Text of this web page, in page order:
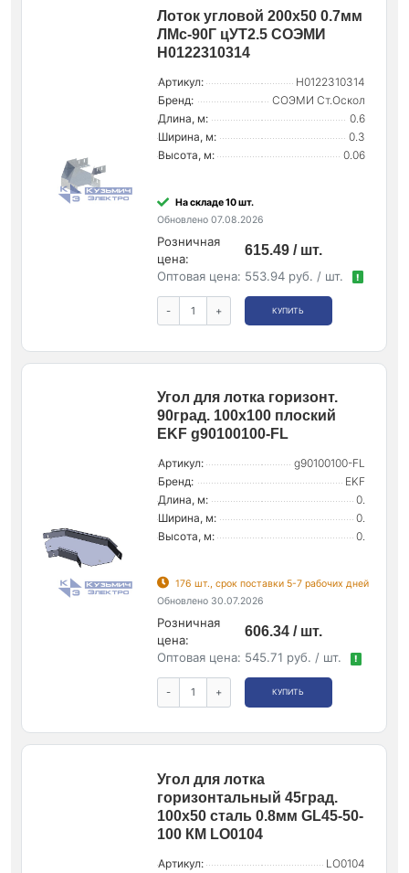
Лоток угловой 200х50 0.7мм
ЛМс-90Г цУТ2.5 СОЭМИ
Н0122310314
Артикул:
Н0122310314
Бренд:
СОЭМИ Ст.Оскол
Длина, м:
0.6
Ширина, м:
0.3
Высота, м:
0.06
На складе 10 шт.
Обновлено 07.08.2026
Розничная
цена:
615.49 / шт.
Оптовая цена: 553.94 руб. / шт. !
- + КУПИТЬ
Угол для лотка горизонт.
90град. 100х100 плоский
EKF g90100100-FL
Артикул:
g90100100-FL
Бренд:
EKF
Длина, м:
0.
Ширина, м:
0.
Высота, м:
0.
176 шт., срок поставки 5-7 рабочих дней
Обновлено 30.07.2026
Розничная
цена:
606.34 / шт.
Оптовая цена: 545.71 руб. / шт. !
- + КУПИТЬ
Угол для лотка
горизонтальный 45град.
100х50 сталь 0.8мм GL45-50-
100 КМ LO0104
Артикул:
LO0104